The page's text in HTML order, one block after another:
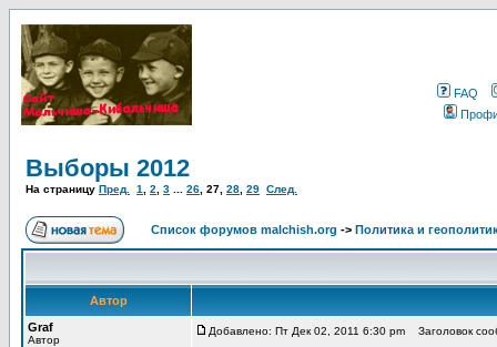
FAQ
Выборы 2012
На страницу Пред. 1 2 3 26 27 28 29 След.
Список форумов malchish.org -> Политика и
Автор
Graf
Автор
Добавлено: Пт Дек 02, 2011 6:30 pm Заголовок